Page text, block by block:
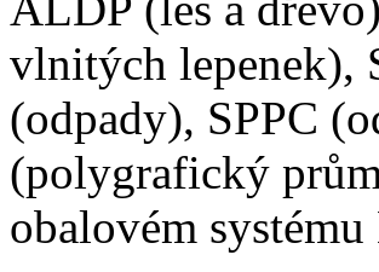
vlnitých lepenek),
(odpady), SPPC
(polygrafický
obalovém